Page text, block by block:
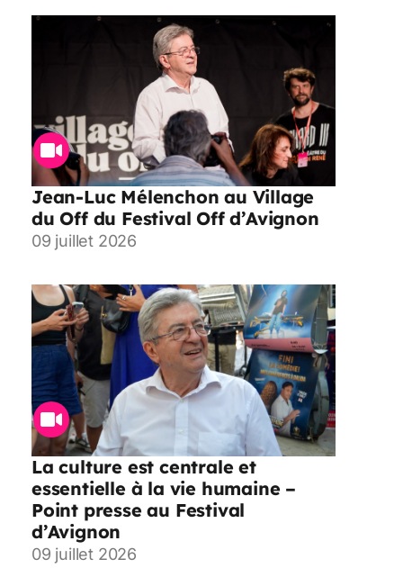
Jean-Luc Mélenchon au Village
du Off du Festival Off d’Avignon
09 juillet 2026
La culture est centrale et
essentielle à la vie humaine –
Point presse au Festival
d’Avignon
09 juillet 2026